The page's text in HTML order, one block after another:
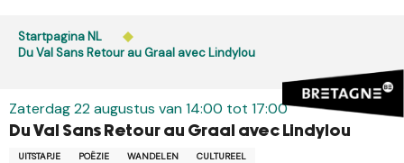
contenu
Startpagina NL
Du Val Sans Retour au Graal avec Lindylou
Zaterdag 22 augustus van 14:00 tot 17:00
Du Val Sans Retour au Graal avec Lindylou
UITSTAPJE POËZIE WANDELEN CULTUREEL